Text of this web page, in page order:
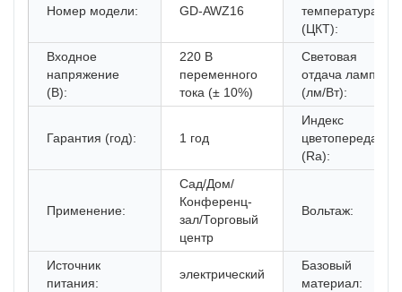
Номер модели: GD-AWZ16
температура
(ЦКТ):
Входное
напряжение
(В):
220 В
переменного
тока (± 10%)
Световая
отдача лампы
(лм/Вт):
Гарантия (год): 1 год
Индекс
цветопередачи
(Ra):
Применение:
Сад/Дом/
Конференц-
зал/Торговый
центр
Вольтаж:
Источник
питания:
электрический
Базовый
материал: